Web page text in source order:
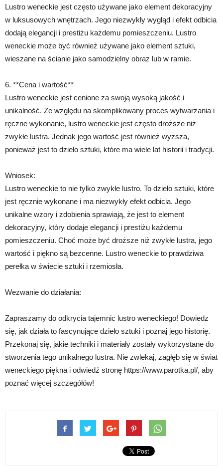
Lustro weneckie jest często używane jako element dekoracyjny
w luksusowych wnętrzach. Jego niezwykły wygląd i efekt odbicia
dodają elegancji i prestiżu każdemu pomieszczeniu. Lustro
weneckie może być również używane jako element sztuki,
wieszane na ścianie jako samodzielny obraz lub w ramie.
6. **Cena i wartość**
Lustro weneckie jest cenione za swoją wysoką jakość i
unikalność. Ze względu na skomplikowany proces wytwarzania i
ręczne wykonanie, lustro weneckie jest często droższe niż
zwykłe lustra. Jednak jego wartość jest również wyższa,
ponieważ jest to dzieło sztuki, które ma wiele lat historii i tradycji.
Wniosek:
Lustro weneckie to nie tylko zwykłe lustro. To dzieło sztuki, które
jest ręcznie wykonane i ma niezwykły efekt odbicia. Jego
unikalne wzory i zdobienia sprawiają, że jest to element
dekoracyjny, który dodaje elegancji i prestiżu każdemu
pomieszczeniu. Choć może być droższe niż zwykłe lustra, jego
wartość i piękno są bezcenne. Lustro weneckie to prawdziwa
perełka w świecie sztuki i rzemiosła.
Wezwanie do działania:
Zapraszamy do odkrycia tajemnic lustro weneckiego! Dowiedz
się, jak działa to fascynujące dzieło sztuki i poznaj jego historię.
Przekonaj się, jakie techniki i materiały zostały wykorzystane do
stworzenia tego unikalnego lustra. Nie zwlekaj, zagłęb się w świat
weneckiego piękna i odwiedź stronę https://www.parotka.pl/, aby
poznać więcej szczegółów!